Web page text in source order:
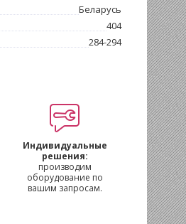
Беларусь
404
284-294
Индивидуальные
решения:
производим
оборудование по
вашим запросам.